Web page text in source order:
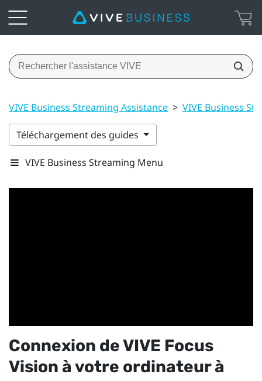
VIVE Business Streaming Assistance > VIVE Business
Téléchargement des guides
VIVE Business Streaming Menu
Connexion deVIVE Focus
Vision à votre ordinateur à